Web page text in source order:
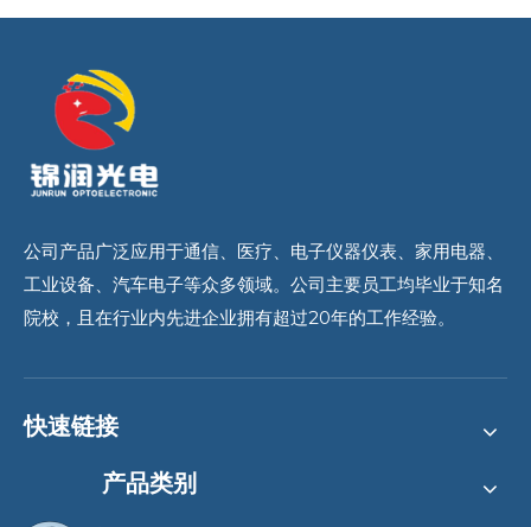
公司产品广泛应用于通信、医疗、电子仪器仪表、家用电器、
工业设备、汽车电子等众多领域。公司主要员工均毕业于知名
院校，且在行业内先进企业拥有超过20年的工作经验。
快速链接
产品类别